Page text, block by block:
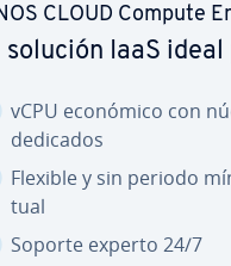
CLOUD Compute
solución IaaS
vCPU económico con
dedicados
Flexible y sin periodo
tual
Soporte experto 24/7